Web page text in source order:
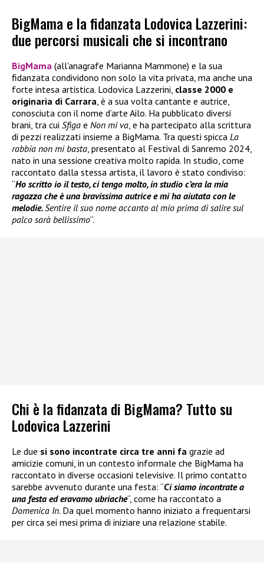
BigMama e la fidanzata Lodovica Lazzerini:
due percorsi musicali che si incontrano
BigMama (all’anagrafe Marianna Mammone) e la sua
fidanzata condividono non solo la vita privata, ma anche una
forte intesa artistica. Lodovica Lazzerini, classe 2000 e
originaria di Carrara , è a sua volta cantante e autrice,
conosciuta con il nome d’arte Ailo. Ha pubblicato diversi
brani, tra cui Sfiga e Non mi va , e ha partecipato alla scrittura
di pezzi realizzati insieme a BigMama. Tra questi spicca La
rabbia non mi basta , presentato al Festival di Sanremo 2024,
nato in una sessione creativa molto rapida. In studio, come
raccontato dalla stessa artista, il lavoro è stato condiviso:
“Ho scritto io il testo, ci tengo molto, in studio c’era la mia
ragazza che è una bravissima autrice e mi ha aiutata con le
melodie.Sentire il suo nome accanto al mio prima di salire sul
palco sarà bellissimo“.
Chi è la fidanzata di BigMama? Tutto su
Lodovica Lazzerini
Le due si sono incontrate circa tre anni fa grazie ad
amicizie comuni, in un contesto informale che BigMama ha
raccontato in diverse occasioni televisive. Il primo contatto
sarebbe avvenuto durante una festa: “Ci siamo incontrate a
una festa ed eravamo ubriache“, come ha raccontato a
Domenica In. Da quel momento hanno iniziato a frequentarsi
per circa sei mesi prima di iniziare una relazione stabile.